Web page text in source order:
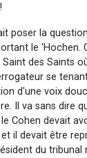
poser la
le 'Hochen.
Saint des Saints
se
d'une voix
Il va sans dire
Cohen devait
il devait être
du tribunal